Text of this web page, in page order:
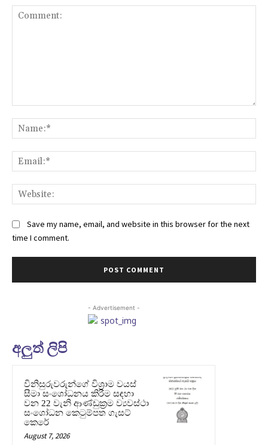
Save my name, email, and website in this browser for the next
time I comment.
- Advertisement -
අලුත් ලිපි
විනිසුරුවරුන්ගේ විශ්‍රාම වයස්
සීමා සංශෝධනය කිරීම සඳහා
වන 22 වැනි ආණ්ඩුක්‍රම ව්‍යවස්ථා
සංශෝධන කෙටුම්පත ගැසට්
කෙරේ
August 7, 2026